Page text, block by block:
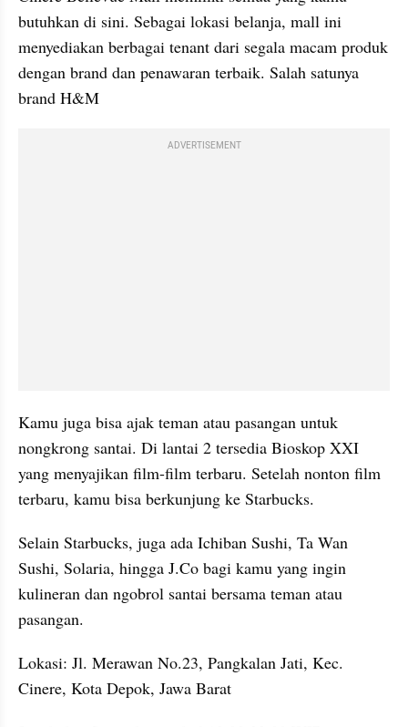
butuhkan di sini. Sebagai lokasi belanja, mall ini
menyediakan berbagai tenant dari segala macam produk
dengan brand dan penawaran terbaik. Salah satunya
brand H&M
ADVERTISEMENT
Kamu juga bisa ajak teman atau pasangan untuk
nongkrong santai. Di lantai 2 tersedia Bioskop XXI
yang menyajikan film-film terbaru. Setelah nonton film
terbaru, kamu bisa berkunjung ke Starbucks.
Selain Starbucks, juga ada Ichiban Sushi, Ta Wan
Sushi, Solaria, hingga J.Co bagi kamu yang ingin
kulineran dan ngobrol santai bersama teman atau
pasangan.
Lokasi: Jl. Merawan No.23, Pangkalan Jati, Kec.
Cinere, Kota Depok, Jawa Barat